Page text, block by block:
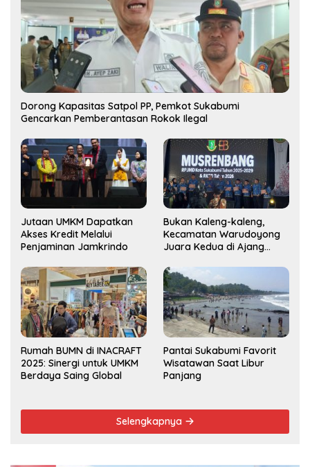
Dorong Kapasitas Satpol PP, Pemkot Sukabumi
Gencarkan Pemberantasan Rokok Ilegal
Jutaan UMKM Dapatkan
Akses Kredit Melalui
Penjaminan Jamkrindo
Bukan Kaleng-kaleng,
Kecamatan Warudoyong
Juara Kedua di Ajang
2025
Rumah BUMN di INACRAFT
2025: Sinergi untuk UMKM
Berdaya Saing Global
Pantai Sukabumi Favorit
Wisatawan Saat Libur
Panjang
Selengkapnya